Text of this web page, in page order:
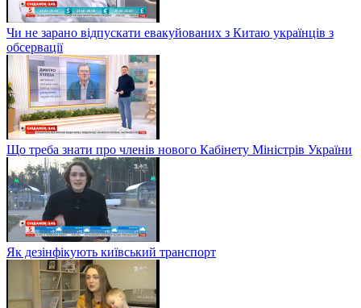
Чи не зарано відпускати евакуйованих з Китаю українців з
обсервації
Що треба знати про членів нового Кабінету Міністрів України
Як дезінфікують київський транспорт